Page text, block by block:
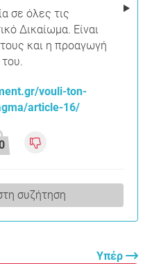
σε όλες τις
Δικαίωμα. Είναι
και η προαγωγή
vouli-ton-
article-16/
συζήτηση
Υπέρ